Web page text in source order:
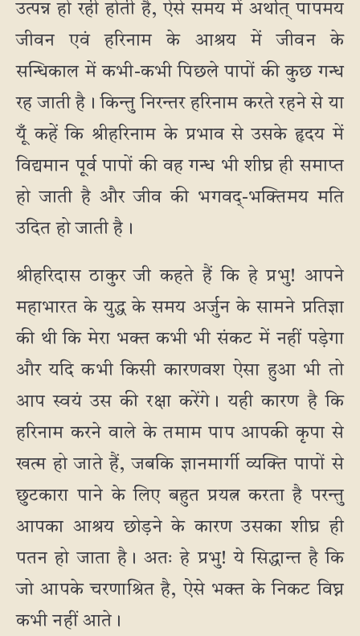
उत्पन्न हो रही होती है, ऐसे समय में अर्थात् पापमय
जीवन एवं हरिनाम के आश्रय में जीवन के
सन्धिकाल में कभी-कभी पिछले पापों की कुछ गन्ध
रह जाती है। किन्तु निरन्तर हरिनाम करते रहने से या
यूँ कहें कि श्रीहरिनाम के प्रभाव से उसके हृदय में
विद्यमान पूर्व पापों की वह गन्ध भी शीघ्र ही समाप्त
हो जाती है और जीव की भगवद्-भक्तिमय मति
उदित हो जाती है।
श्रीहरिदास ठाकुर जी कहते हैं कि हे प्रभु! आपने
महाभारत के युद्ध के समय अर्जुन के सामने प्रतिज्ञा
की थी कि मेरा भक्त कभी भी संकट में नहीं पड़ेगा
और यदि कभी किसी कारणवश ऐसा हुआ भी तो
आप स्वयं उस की रक्षा करेंगे। यही कारण है कि
हरिनाम करने वाले के तमाम पाप आपकी कृपा से
खत्म हो जाते हैं, जबकि ज्ञानमार्गी व्यक्ति पापों से
छुटकारा पाने के लिए बहुत प्रयत्न करता है परन्तु
आपका आश्रय छोड़ने के कारण उसका शीघ्र ही
पतन हो जाता है। अतः हे प्रभु! ये सिद्धान्त है कि
जो आपके चरणाश्रित है, ऐसे भक्त के निकट विघ्न
कभी नहीं आते।